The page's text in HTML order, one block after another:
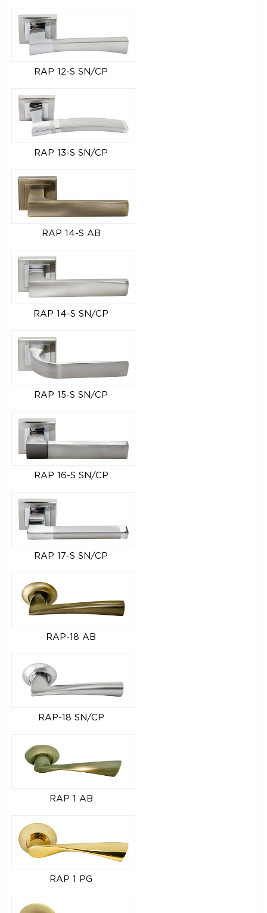
RAP 12-S SN/CP
RAP 13-S SN/CP
RAP 14-S AB
RAP 14-S SN/CP
RAP 15-S SN/CP
RAP 16-S SN/CP
RAP 17-S SN/CP
RAP-18 AB
RAP-18 SN/CP
RAP 1 AB
RAP 1 PG